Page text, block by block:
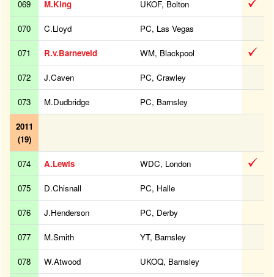
069 M.King UKOF, Bolton
070 C.Lloyd PC, Las Vegas
071 R.v.Barneveld WM, Blackpool
072 J.Caven PC, Crawley
073 M.Dudbridge PC, Barnsley
2011
(19)
074 A.Lewis WDC, London
075 D.Chisnall PC, Halle
076 J.Henderson PC, Derby
077 M.Smith YT, Barnsley
078 W.Atwood UKOQ, Barnsley